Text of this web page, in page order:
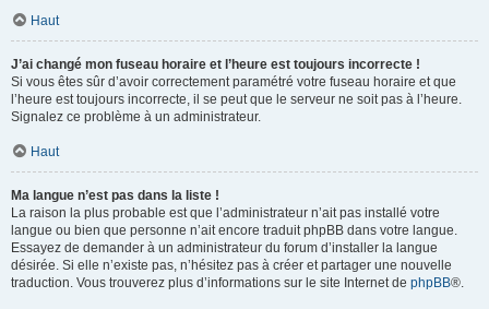
Haut
J’ai changé mon fuseau horaire et l’heure est toujours incorrecte !
Si vous êtes sûr d’avoir correctement paramétré votre fuseau horaire et que
l’heure est toujours incorrecte, il se peut que le serveur ne soit pas à l’heure.
Signalez ce problème à un administrateur.
Haut
Ma langue n’est pas dans la liste !
La raison la plus probable est que l’administrateur n’ait pas installé votre
langue ou bien que personne n’ait encore traduit phpBB dans votre langue.
Essayez de demander à un administrateur du forum d’installer la langue
désirée. Si elle n’existe pas, n’hésitez pas à créer et partager une nouvelle
traduction. Vous trouverez plus d’informations sur le site Internet de phpBB®.